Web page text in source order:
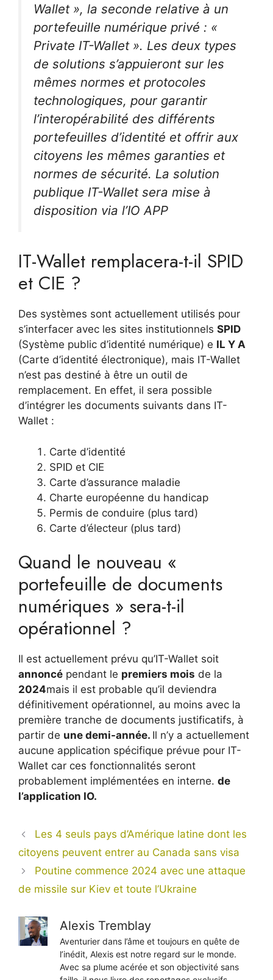
Wallet », la seconde relative à un
portefeuille numérique privé : «
Private IT-Wallet ». Les deux types
de solutions s’appuieront sur les
mêmes normes et protocoles
technologiques, pour garantir
l’interopérabilité des différents
portefeuilles d’identité et offrir aux
citoyens les mêmes garanties et
normes de sécurité. La solution
publique IT-Wallet sera mise à
disposition via l’IO APP
IT-Wallet remplacera-t-il SPID
et CIE ?
Des systèmes sont actuellement utilisés pour
s’interfacer avec les sites institutionnels SPID
(Système public d’identité numérique) e IL Y A
(Carte d’identité électronique), mais IT-Wallet
n’est pas destiné à être un outil de
remplacement. En effet, il sera possible
d’intégrer les documents suivants dans IT-
Wallet :
Carte d’identité
SPID et CIE
Carte d’assurance maladie
Charte européenne du handicap
Permis de conduire (plus tard)
Carte d’électeur (plus tard)
Quand le nouveau «
portefeuille de documents
numériques » sera-t-il
opérationnel ?
Il est actuellement prévu qu’IT-Wallet soit
annoncé pendant le premiers mois de la
2024mais il est probable qu’il deviendra
définitivement opérationnel, au moins avec la
première tranche de documents justificatifs, à
partir de une demi-année. Il n’y a actuellement
aucune application spécifique prévue pour IT-
Wallet car ces fonctionnalités seront
probablement implémentées en interne. de
l’application IO.
Les 4 seuls pays d’Amérique latine dont les
citoyens peuvent entrer au Canada sans visa
Poutine commence 2024 avec une attaque
de missile sur Kiev et toute l’Ukraine
Alexis Tremblay
Aventurier dans l’âme et toujours en quête de
l’inédit, Alexis est notre regard sur le monde.
Avec sa plume acérée et son objectivité sans